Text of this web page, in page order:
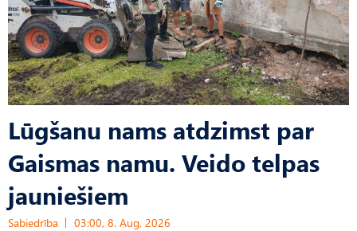
Lūgšanu nams atdzimst par
Gaismas namu. Veido telpas
jauniešiem
Sabiedrība 03:00, 8. Aug, 2026